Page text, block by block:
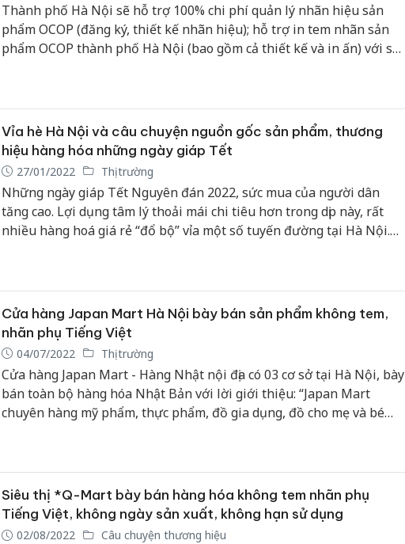
Thành phố Hà Nội sẽ hỗ trợ 100% chi phí quản lý nhãn hiệu sản
phẩm OCOP (đăng ký, thiết kế nhãn hiệu); hỗ trợ in tem nhãn sản
phẩm OCOP thành phố Hà Nội (bao gồm cả thiết kế và in ấn) với số
tích hợp truy xuất nguồn gốc (mã QR)...
Vỉa hè Hà Nội và câu chuyện nguồn gốc sản phẩm, thương
hiệu hàng hóa những ngày giáp Tết
27/01/2022 Thị trường
Những ngày giáp Tết Nguyên đán 2022, sức mua của người dân
tăng cao. Lợi dụng tâm lý thoải mái chi tiêu hơn trong dịp này, rất
nhiều hàng hoá giá rẻ “đổ bộ” vỉa một số tuyến đường tại Hà Nội.
hành.
Cửa hàng Japan Mart Hà Nội bày bán sản phẩm không tem,
nhãn phụ Tiếng Việt
04/07/2022 Thị trường
Cửa hàng Japan Mart - Hàng Nhật nội địa có 03 cơ sở tại Hà Nội, bày
bán toàn bộ hàng hóa Nhật Bản với lời giới thiệu: “Japan Mart
chuyên hàng mỹ phẩm, thực phẩm, đồ gia dụng, đồ cho mẹ và bé
Siêu thị *Q-Mart bày bán hàng hóa không tem nhãn phụ
Tiếng Việt, không ngày sản xuất, không hạn sử dụng
02/08/2022 Câu chuyện thương hiệu